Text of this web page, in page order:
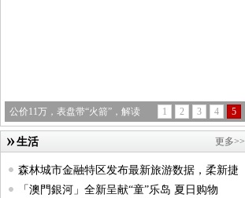
1 2 3 4 5
来浙江嘉善大云镇，度过一个被爱
更多>>
生活
森林城市金融特区发布最新旅游数据，柔新捷
「澳門銀河」全新呈献“童”乐岛 夏日购物